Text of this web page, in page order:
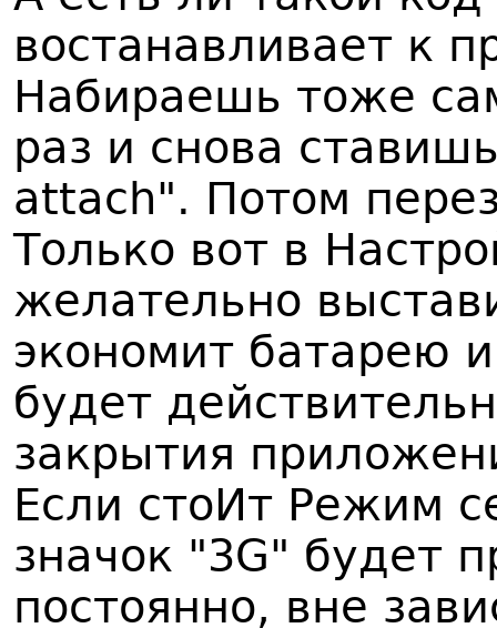
востанавливает к
Набираешь тоже
раз и снова
attach". Потом
Только вот в
желательно
экономит батарею
будет
закрытия
Если стоИт Режим
значок "3G" будет
постоянно, вне